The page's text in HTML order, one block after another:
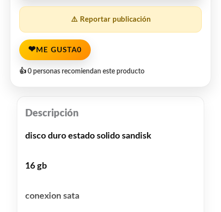
⚠️ Reportar publicación
❤ ME GUSTA0
👍 0 personas recomiendan este producto
Descripción
disco duro estado solido sandisk
16 gb
conexion sata